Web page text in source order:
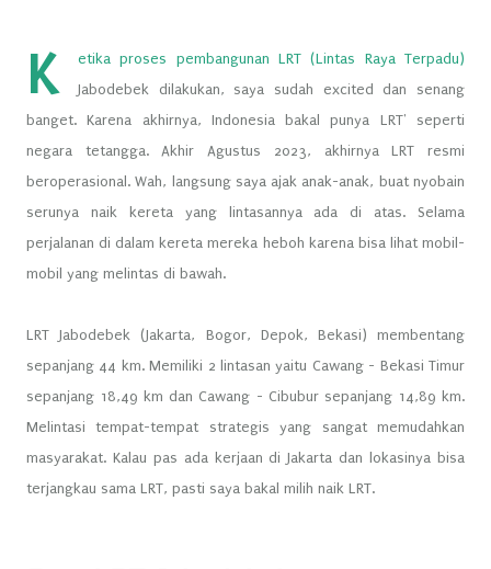
K
etika proses pembangunan LRT (Lintas Raya Terpadu)
Jabodebek dilakukan, saya sudah excited dan senang
banget. Karena akhirnya, Indonesia bakal punya LRT' seperti
negara tetangga. Akhir Agustus 2023, akhirnya LRT resmi
beroperasional. Wah, langsung saya ajak anak-anak, buat nyobain
serunya naik kereta yang lintasannya ada di atas. Selama
perjalanan di dalam kereta mereka heboh karena bisa lihat mobil-
mobil yang melintas di bawah.
LRT Jabodebek (Jakarta, Bogor, Depok, Bekasi) membentang
sepanjang 44 km. Memiliki 2 lintasan yaitu Cawang - Bekasi Timur
sepanjang 18,49 km dan Cawang - Cibubur sepanjang 14,89 km.
Melintasi tempat-tempat strategis yang sangat memudahkan
masyarakat. Kalau pas ada kerjaan di Jakarta dan lokasinya bisa
terjangkau sama LRT, pasti saya bakal milih naik LRT.